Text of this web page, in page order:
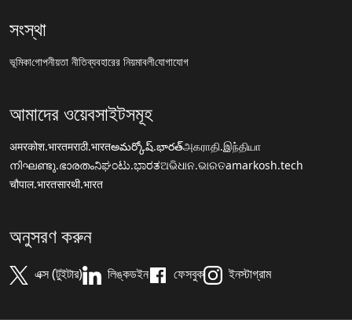
সংস্থা
ভূমিকাগোপনীয়তা নীতিব্যবহারের নিয়মাবলীযোগাযোগ
আমাদের ওয়েবসাইটসমূহ
अमरकोश.भारतमराठी.भारतఅమర్కోష్.భారత్அகராதி.இந்தியா
നിഘണ്ടു.ഭാരതംನಿಘಂಟು.ಭಾರತଅଭିଧାନ.ଭାରତamarkosh.tech
चौपाल.भारतसारथी.भारत
অনুসরণ করুন
এক্স (টুইটার) লিঙ্কডইন ফেসবুক ইনস্টাগ্রাম